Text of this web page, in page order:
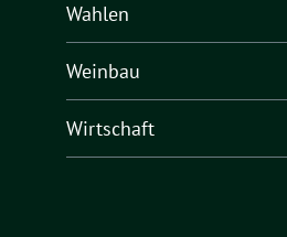
Wahlen
Weinbau
Wirtschaft